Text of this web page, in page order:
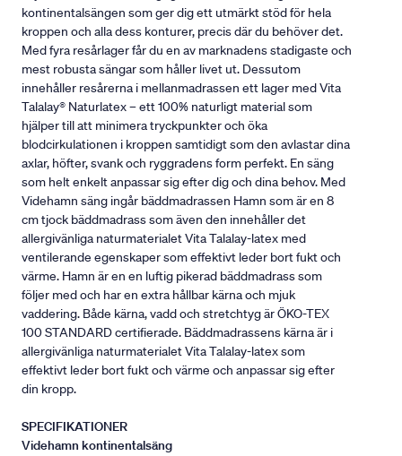
kontinentalsängen som ger dig ett utmärkt stöd för hela
kroppen och alla dess konturer, precis där du behöver det.
Med fyra resårlager får du en av marknadens stadigaste och
mest robusta sängar som håller livet ut. Dessutom
innehåller resårerna i mellanmadrassen ett lager med Vita
Talalay® Naturlatex – ett 100% naturligt material som
hjälper till att minimera tryckpunkter och öka
blodcirkulationen i kroppen samtidigt som den avlastar dina
axlar, höfter, svank och ryggradens form perfekt. En säng
som helt enkelt anpassar sig efter dig och dina behov. Med
Videhamn säng ingår bäddmadrassen Hamn som är en 8
cm tjock bäddmadrass som även den innehåller det
allergivänliga naturmaterialet Vita Talalay-latex med
ventilerande egenskaper som effektivt leder bort fukt och
värme. Hamn är en en luftig pikerad bäddmadrass som
följer med och har en extra hållbar kärna och mjuk
vaddering. Både kärna, vadd och stretchtyg är ÖKO-TEX
100 STANDARD certifierade. Bäddmadrassens kärna är i
allergivänliga naturmaterialet Vita Talalay-latex som
effektivt leder bort fukt och värme och anpassar sig efter
din kropp.
SPECIFIKATIONER
Videhamn kontinentalsäng